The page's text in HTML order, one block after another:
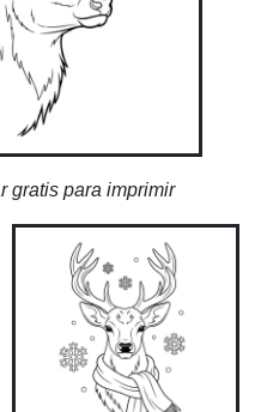
gratis para imprimir